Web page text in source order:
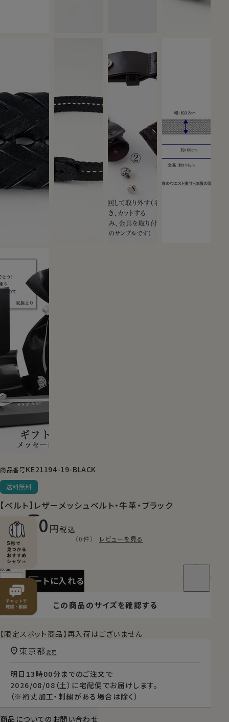
商品番号KE21194-19-BLACK
送料無料
【ベルト】レザーメッシュベルト・牛革・ブラック
9,900 税込
（0件） レビューを見る
カートに入れる
この商品のサイズを確認する
【限定スポット商品】再入荷はございません
明日 13時00分 までのご注文で
2026/08/08（土） に宅配便 でお届けします。
（※裄丈加工・刺繍がある場合は除く）
東京都 変更
商品についてのお問い合わせ